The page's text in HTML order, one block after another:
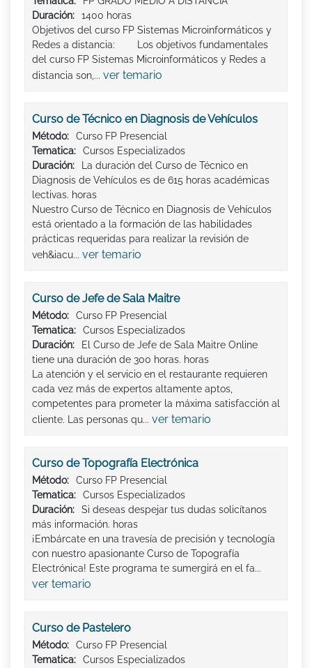
Duración:
1400 horas
Objetivos del curso FP Sistemas Microinformáticos y
Redes a distancia: Los objetivos fundamentales
del curso FP Sistemas Microinformáticos y Redes a
distancia son,... ver temario
Curso de Técnico en Diagnosis de Vehículos
Método:
Curso FP Presencial
Tematica:
Cursos Especializados
Duración:
La duración del Curso de Técnico en
Diagnosis de Vehículos es de 615 horas académicas
lectivas. horas
Nuestro Curso de Técnico en Diagnosis de Vehículos
está orientado a la formación de las habilidades
prácticas requeridas para realizar la revisión de
veh&iacu... ver temario
Curso de Jefe de Sala Maitre
Método:
Curso FP Presencial
Tematica:
Cursos Especializados
Duración:
El Curso de Jefe de Sala Maitre Online
tiene una duración de 300 horas. horas
La atención y el servicio en el restaurante requieren
cada vez más de expertos altamente aptos,
competentes para prometer la máxima satisfacción al
cliente. Las personas qu... ver temario
Curso de Topografía Electrónica
Método:
Curso FP Presencial
Tematica:
Cursos Especializados
Duración:
Si deseas despejar tus dudas solicítanos
más información. horas
¡Embárcate en una travesía de precisión y tecnología
con nuestro apasionante Curso de Topografía
Electrónica! Este programa te sumergirá en el fa...
ver temario
Curso de Pastelero
Método:
Curso FP Presencial
Tematica:
Cursos Especializados